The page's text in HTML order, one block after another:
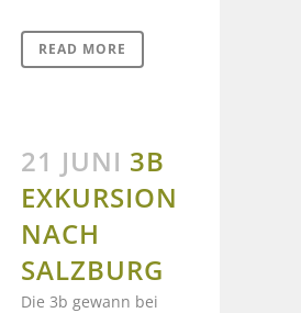
READ MORE
21 JUNI 3B
EXKURSION
NACH
SALZBURG
Die 3b gewann bei